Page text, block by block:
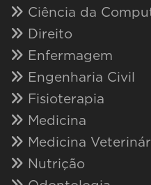
Ciência da
Direito
Enfermagem
Engenharia Civil
Fisioterapia
Medicina
Medicina
Nutrição